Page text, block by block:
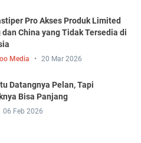
Pro Akses Produk Limited
China yang Tidak Tersedia di
Media 20 Mar 2026
Datangnya Pelan, Tapi
Bisa Panjang
06 Feb 2026